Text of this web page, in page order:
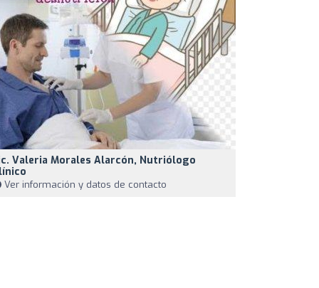
Valeria Morales Alarcón, Nutriólogo
Ver información y datos de contacto